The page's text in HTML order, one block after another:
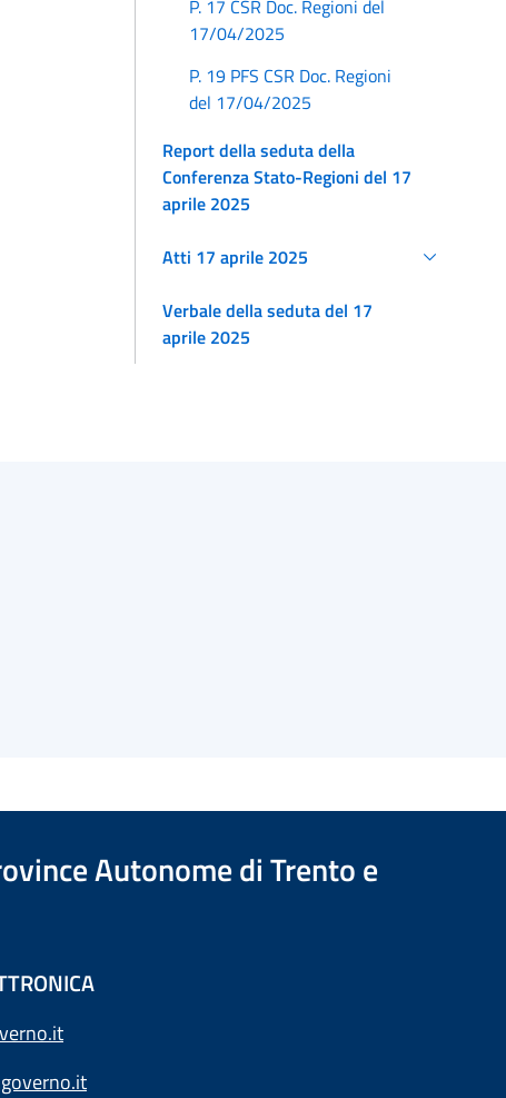
P. 17 CSR Doc. Regioni del
17/04/2025
P. 19 PFS CSR Doc. Regioni
del 17/04/2025
Report della seduta della
Conferenza Stato-Regioni del 17
aprile 2025
Atti 17 aprile 2025
Verbale della seduta del 17
aprile 2025
Autonome di Trento e